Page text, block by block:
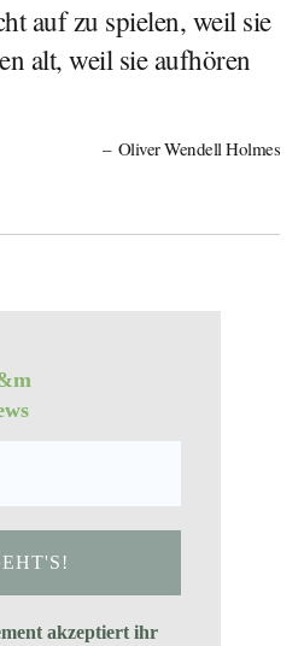
auf zu spielen, weil sie
alt, weil sie aufhören
Oliver Wendell Holmes
akzeptiert ihr